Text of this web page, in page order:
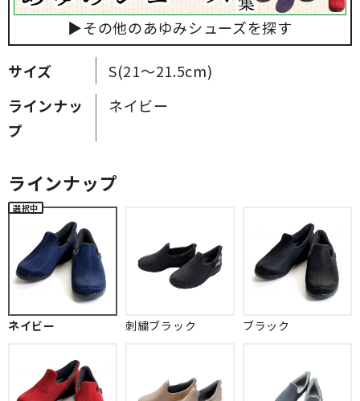
サイズ
S(21～21.5cm)
ラインナッ
プ
ネイビー
ラインナップ
ネイビー 刺繍ブラック ブラック
▶その他のあゆみシューズを探す